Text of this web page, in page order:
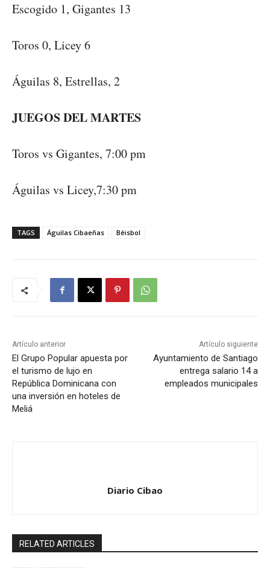
Escogido 1, Gigantes 13
Toros 0, Licey 6
Águilas 8, Estrellas, 2
JUEGOS DEL MARTES
Toros vs Gigantes, 7:00 pm
Águilas vs Licey,7:30 pm
TAGS Águilas Cibaeñas Béisbol
Artículo anterior
El Grupo Popular apuesta por
el turismo de lujo en
República Dominicana con
una inversión en hoteles de
Meliá
Artículo siguiente
Ayuntamiento de Santiago
entrega salario 14 a
empleados municipales
Diario Cibao
RELATED ARTICLES